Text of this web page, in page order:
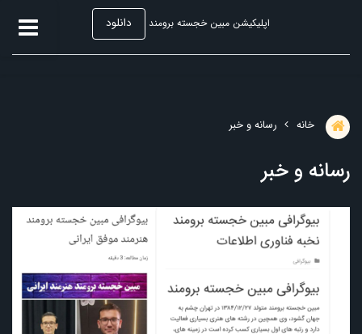
اپلیکیشن مبین خجسته برومند دانلود
خانه رسانه و خبر
رسانه و خبر